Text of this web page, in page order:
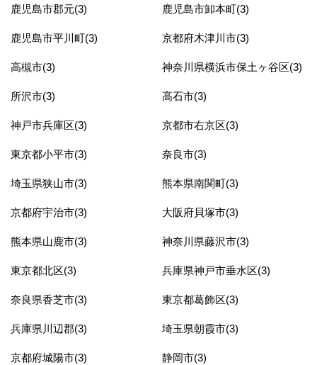
鹿児島市郡元(3) 鹿児島市卸本町(3)
鹿児島市平川町(3) 京都府木津川市(3)
高槻市(3) 神奈川県横浜市保土ヶ谷区(3)
所沢市(3) 高石市(3)
神戸市兵庫区(3) 京都市右京区(3)
東京都小平市(3) 奈良市(3)
埼玉県狭山市(3) 熊本県南関町(3)
京都府宇治市(3) 大阪府貝塚市(3)
熊本県山鹿市(3) 神奈川県藤沢市(3)
東京都北区(3) 兵庫県神戸市垂水区(3)
奈良県香芝市(3) 東京都葛飾区(3)
兵庫県川辺郡(3) 埼玉県朝霞市(3)
京都府城陽市(3) 静岡市(3)